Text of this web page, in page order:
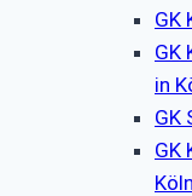
GK
GK
in
GK
GK